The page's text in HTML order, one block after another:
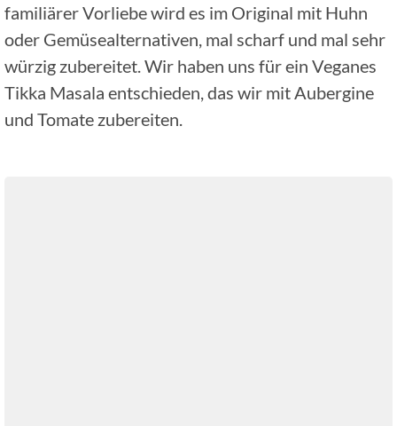
familiärer Vorliebe wird es im Original mit Huhn
oder Gemüsealternativen, mal scharf und mal sehr
würzig zubereitet. Wir haben uns für ein Veganes
Tikka Masala entschieden, das wir mit Aubergine
und Tomate zubereiten.